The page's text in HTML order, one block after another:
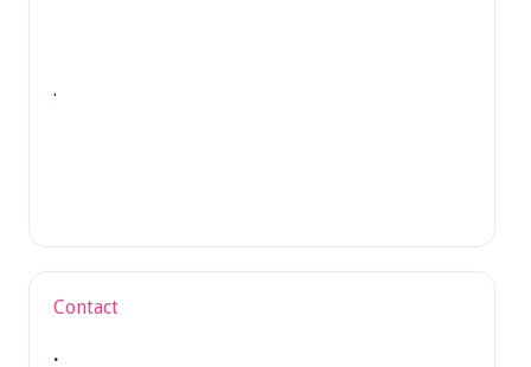
.
Contact
.